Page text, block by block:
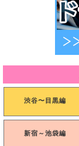
渋谷〜目黒編
新宿～池袋編